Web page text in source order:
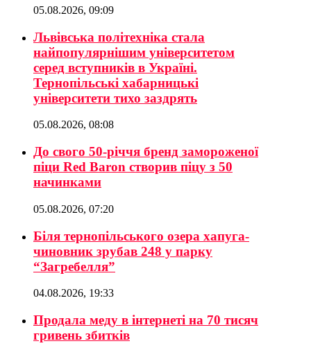
05.08.2026, 09:09
Львівська політехніка стала
найпопулярнішим університетом
серед вступників в Україні.
Тернопільські хабарницькі
університети тихо заздрять
05.08.2026, 08:08
До свого 50-річчя бренд замороженої
піци Red Baron створив піцу з 50
начинками
05.08.2026, 07:20
Біля тернопільського озера хапуга-
чиновник зрубав 248 у парку
“Загребелля”
04.08.2026, 19:33
Продала меду в інтернеті на 70 тисяч
гривень збитків